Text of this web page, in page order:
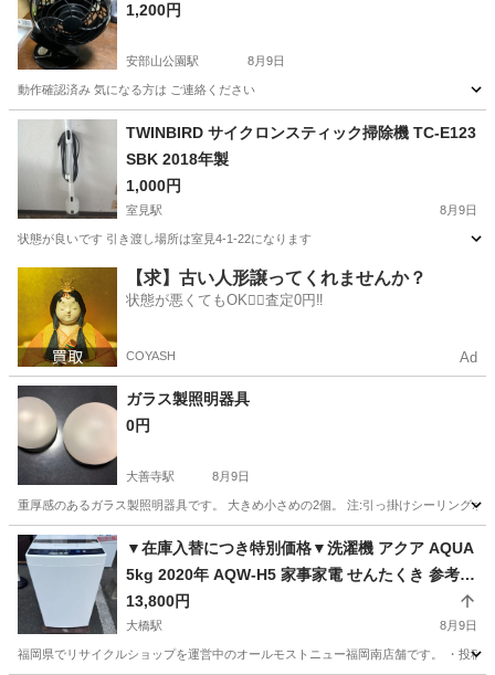
1,200円
安部山公園駅 8月9日
動作確認済み 気になる方は ご連絡ください
福岡 北九州市 安部山公園駅
TWINBIRD サイクロンスティック掃除機 TC-E123
SBK 2018年製
1,000円
室見駅 8月9日
状態が良いです 引き渡し場所は室見4-1-22になります
室見駅 生活家電
【求】古い人形譲ってくれませんか？
状態が悪くてもOK🙆‍♀️査定0円‼️
COYASH Ad
ガラス製照明器具
0円
大善寺駅 8月9日
重厚感のあるガラス製照明器具です。 大きめ小さめの2個。 注:引っ掛けシーリング
福岡 久留米市 大善寺駅 その他 ガラス
▼在庫入替につき特別価格▼洗濯機 アクア AQUA
5kg 2020年 AQW-H5 家事家電 せんたくき 参考価
格約 29,800円【安心の3ヶ月保証・設置費込み】
🚚自社配送時💳代引き可🚚(現金、クレジット、ス
マホ決済対応)
13,800円
大橋駅 8月9日
福岡県でリサイクルショップを運営中のオールモストニュー福岡南店舗です。 ・投